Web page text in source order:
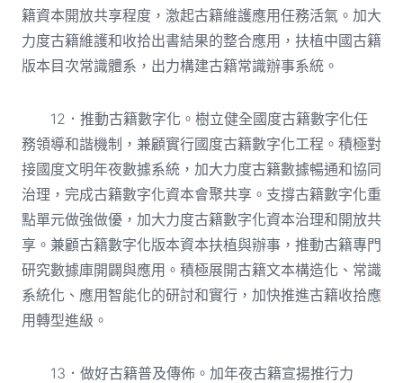
籍資本開放共享程度，激起古籍維護應用任務活氣。加大
力度古籍維護和收拾出書結果的整合應用，扶植中國古籍
版本目次常識體系，出力構建古籍常識辦事系統。
12．推動古籍數字化。樹立健全國度古籍數字化任
務領導和諧機制，兼顧實行國度古籍數字化工程。積極對
接國度文明年夜數據系統，加大力度古籍數據暢通和協同
治理，完成古籍數字化資本會聚共享。支撐古籍數字化重
點單元做強做優，加大力度古籍數字化資本治理和開放共
享。兼顧古籍數字化版本資本扶植與辦事，推動古籍專門
研究數據庫開闢與應用。積極展開古籍文本構造化、常識
系統化、應用智能化的研討和實行，加快推進古籍收拾應
用轉型進級。
13．做好古籍普及傳佈。加年夜古籍宣揚推行力